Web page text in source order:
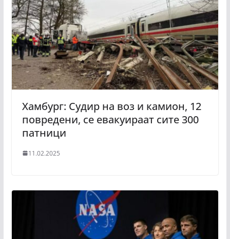
Хамбург: Судир на воз и камион, 12
повредени, се евакуираат сите 300
патници
11.02.2025